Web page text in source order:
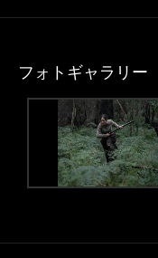
フォトギャラリー